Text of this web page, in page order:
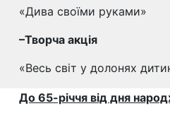
«Дива своїми руками»
–Творча акція
«Весь світ у долонях
До 65-річчя від дня